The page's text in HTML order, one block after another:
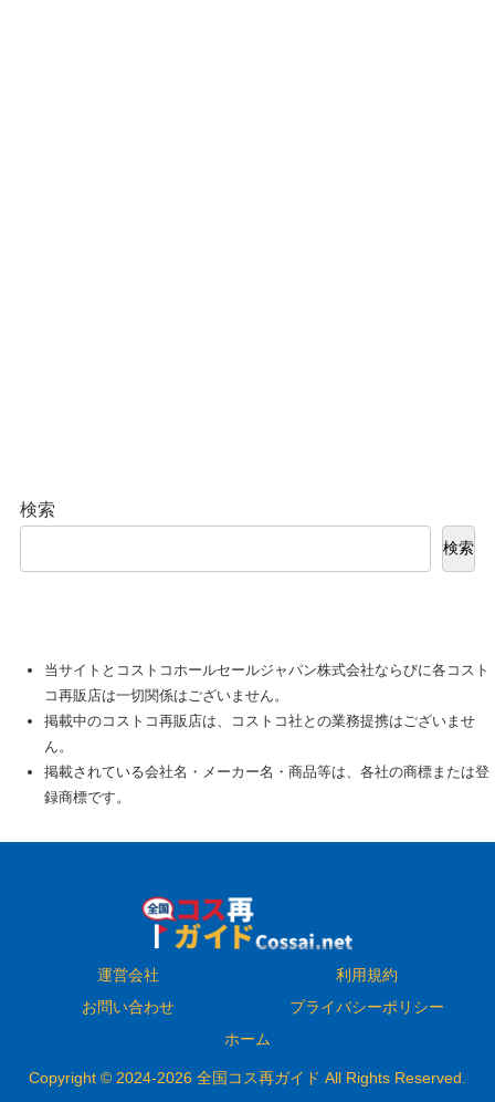
検索
検索
当サイトとコストコホールセールジャパン株式会社ならびに各コスト
コ再販店は一切関係はございません。
掲載中のコストコ再販店は、コストコ社との業務提携はございませ
ん。
掲載されている会社名・メーカー名・商品等は、各社の商標または登
録商標です。
運営会社
利用規約
お問い合わせ
プライバシーポリシー
ホーム
Copyright © 2024-2026 全国コス再ガイド All Rights Reserved.